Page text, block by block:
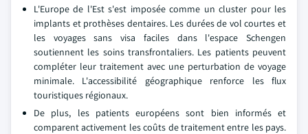
L'Europe de l'Est s'est imposée comme un cluster pour les
implants et prothèses dentaires. Les durées de vol courtes et
les voyages sans visa faciles dans l'espace Schengen
soutiennent les soins transfrontaliers. Les patients peuvent
compléter leur traitement avec une perturbation de voyage
minimale. L'accessibilité géographique renforce les flux
touristiques régionaux.
De plus, les patients européens sont bien informés et
comparent activement les coûts de traitement entre les pays.